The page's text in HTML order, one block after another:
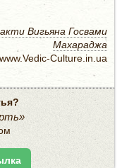
Вигьяна Госвами
Махараджа
www.Vedic-Culture.in.ua